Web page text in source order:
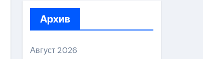
Архив
Август 2026